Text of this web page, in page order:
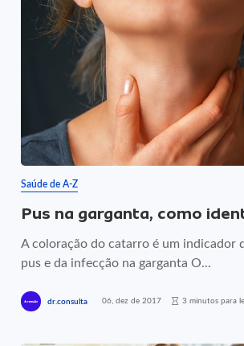
Saúde de A-Z
Pus na garganta, como
A coloração do catarro é um indicador
pus e da infecção na garganta O...
dr.consulta 06, dez de 2017 3 minutos para